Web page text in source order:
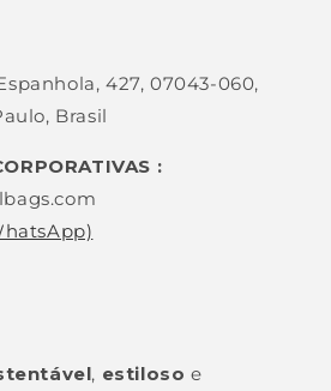
427, 07043-060,
Brasil
:
, estiloso e